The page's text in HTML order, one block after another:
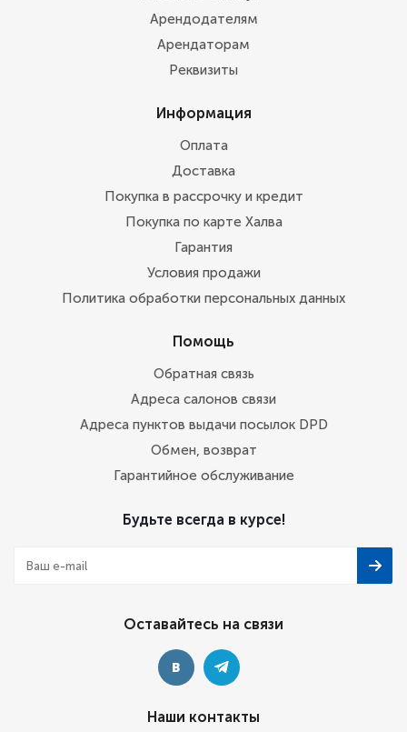
Арендодателям
Арендаторам
Реквизиты
Информация
Оплата
Доставка
Покупка в рассрочку и кредит
Покупка по карте Халва
Гарантия
Условия продажи
Политика обработки персональных данных
Помощь
Обратная связь
Адреса салонов связи
Адреса пунктов выдачи посылок DPD
Обмен, возврат
Гарантийное обслуживание
Будьте всегда в курсе!
Оставайтесь на связи
Наши контакты